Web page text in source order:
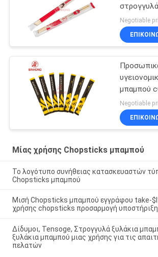
εκκλησίες
μπαμπού
χρήσης
Μίας χρήσης Chopsticks μπαμπού
Το λογότυπο συνήθειας κατασκευαστών
Chopsticks μπαμπού
Μισή Chopsticks μπαμπού εγγράφου take-
χρήσης chopsticks προσαρμογή
Δίδυμοι, Tensoge, Στρογγυλά ξυλάκια
ξυλάκια μπαμπού μιας χρήσης για τις
πελατών